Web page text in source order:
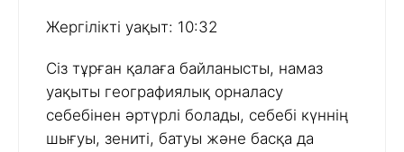
Жергілікті уақыт: 10:32
Сіз тұрған қалаға байланысты, намаз
уақыты географиялық орналасу
себебінен әртүрлі болады, себебі күннің
шығуы, зениті, батуы және басқа да